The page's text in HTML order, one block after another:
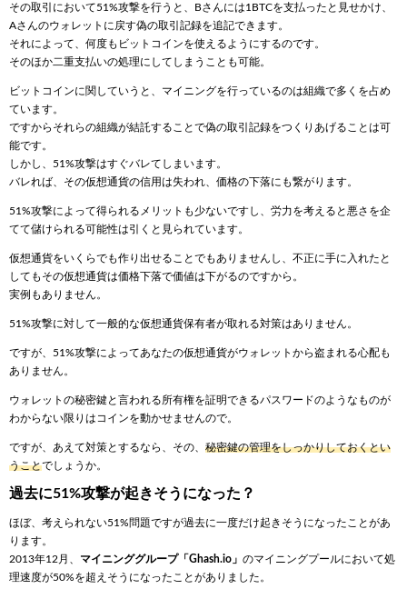
その取引において51%攻撃を行うと、Bさんには1BTCを支払ったと見せかけ、
Aさんのウォレットに戻す偽の取引記録を追記できます。
それによって、何度もビットコインを使えるようにするのです。
そのほか二重支払いの処理にしてしまうことも可能。
ビットコインに関していうと、マイニングを行っているのは組織で多くを占め
ています。
ですからそれらの組織が結託することで偽の取引記録をつくりあげることは可
能です。
しかし、51%攻撃はすぐバレてしまいます。
バレれば、その仮想通貨の信用は失われ、価格の下落にも繋がります。
51%攻撃によって得られるメリットも少ないですし、労力を考えると悪さを企
てて儲けられる可能性は引くと見られています。
仮想通貨をいくらでも作り出せることでもありませんし、不正に手に入れたと
してもその仮想通貨は価格下落で価値は下がるのですから。
実例もありません。
51%攻撃に対して一般的な仮想通貨保有者が取れる対策はありません。
ですが、51%攻撃によってあなたの仮想通貨がウォレットから盗まれる心配も
ありません。
ウォレットの秘密鍵と言われる所有権を証明できるパスワードのようなものが
わからない限りはコインを動かせませんので。
ですが、あえて対策とするなら、その、 秘密鍵の管理をしっかりしておくとい
うことでしょうか。
過去に51%攻撃が起きそうになった？
ほぼ、考えられない51%問題ですが過去に一度だけ起きそうになったことがあ
ります。
2013年12月、 マイニンググループ「Ghash.io」 のマイニングプールにおいて処
理速度が50%を超えそうになったことがありました。